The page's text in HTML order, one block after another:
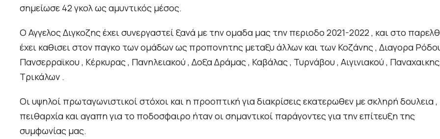
σημείωσε 42 γκολ ως αμυντικός μέσος.
Ο Αγγελος Διγκοζης έχει συνεργαστεί ξανά με την ομαδα μας την περιοδο 2021-2022 , και στο
έχει καθισει στον παγκο των ομάδων ως προπονητης μεταξυ άλλων και των Κοζάνης , Διαγορα
Πανσερραϊκου , Κέρκυρας , Πανηλειακού , Δοξα Δράμας , Καβάλας , Τυρνάβου , Αιγινιακού ,
Τρικάλων .
Οι υψηλοί πρωταγωνιστικοί στόχοι και η προοπτική για διακρίσεις εκατερωθεν με σκληρή δουλεια ,
πειθαρχία και αγαπη για το ποδοσφαιρο ήταν οι σημαντικοί παράγοντες για την επίτευξη της
συμφωνίας μας.